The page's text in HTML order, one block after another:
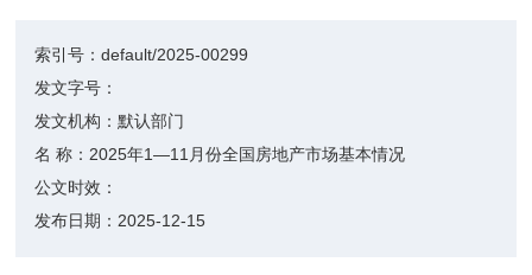
索引号：default/2025-00299
发文字号：
发文机构：默认部门
名 称： 2025年1—11月份全国房地产市场基本情况
公文时效：
发布日期： 2025-12-15